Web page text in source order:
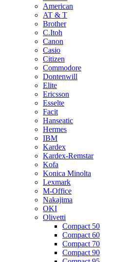
American
AT & T
Brother
C.Itoh
Canon
Casio
Citizen
Commodore
Dontenwill
Elite
Ericsson
Esselte
Facit
Hanseatic
Hermes
IBM
Kardex
Kardex-Remstar
Kofa
Konica Minolta
Lexmark
M-Office
Nakajima
OKI
Olivetti
Compact 50
Compact 60
Compact 70
Compact 90